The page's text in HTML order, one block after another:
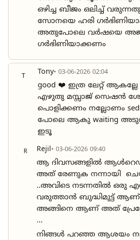
ഒഴിച്ച ബീജം ഒലിച്ച്
സോനയെ ഹരി
അതുപോലെ വർഷയെ
ഗർഭിണിയാക്കണം
T Tony• 03-06-2026 02:04
good ❤️ ഇത്ര ലേറ്റ് ആകല്ലേ
എഴുതു മസ്സാജ് സെഷൻ
പൊളിക്കണം നല്ലോണം
പോലെ ആകു waiting
ഇടൂ
R Rejil• 03-06-2026 09:40
ആ ദിവസങ്ങളിൽ
അത് രേണുക നന്നായി
..അവിടെ നടന്നതിൽ ഒരു
വരുത്താൻ ബുദ്ധിമുട്ട്
അങ്ങിനെ ആണ് അത്
...
നിങ്ങൾ പറഞ്ഞ ആശയം